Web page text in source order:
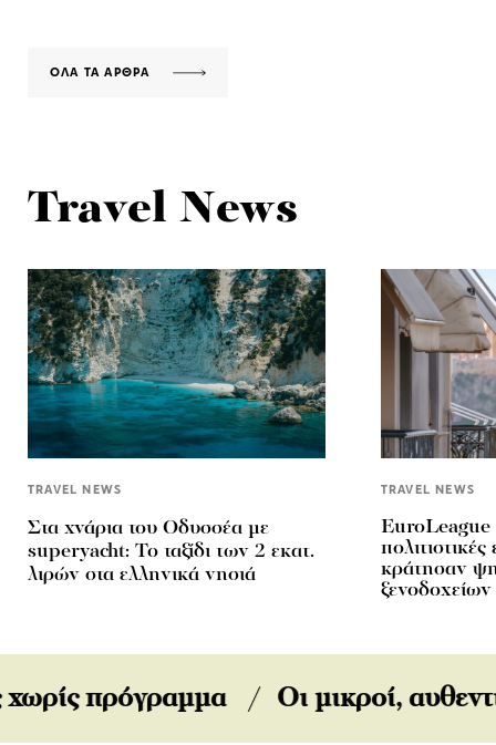
ΟΛΑ ΤΑ ΑΡΘΡΑ
Travel News
TRAVEL NEWS
Στα χνάρια του Οδυσσέα με
superyacht: Το ταξίδι των 2 εκατ.
λιρών στα ελληνικά νησιά
TRAVEL NEWS
EuroLeague
κράτησαν
παράδεισοι της Ελλάδας